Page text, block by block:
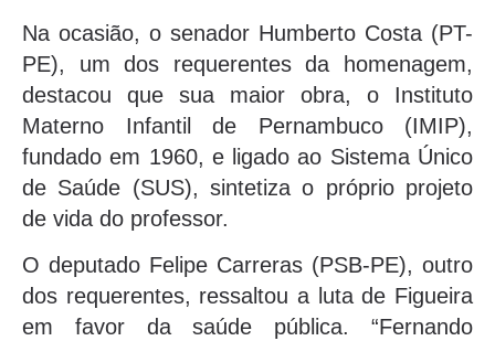
Na ocasião, o senador Humberto Costa (PT-
PE), um dos requerentes da homenagem,
destacou que sua maior obra, o Instituto
Materno Infantil de Pernambuco (IMIP),
fundado em 1960, e ligado ao Sistema Único
de Saúde (SUS), sintetiza o próprio projeto
de vida do professor.
O deputado Felipe Carreras (PSB-PE), outro
dos requerentes, ressaltou a luta de Figueira
em favor da saúde pública. “Fernando